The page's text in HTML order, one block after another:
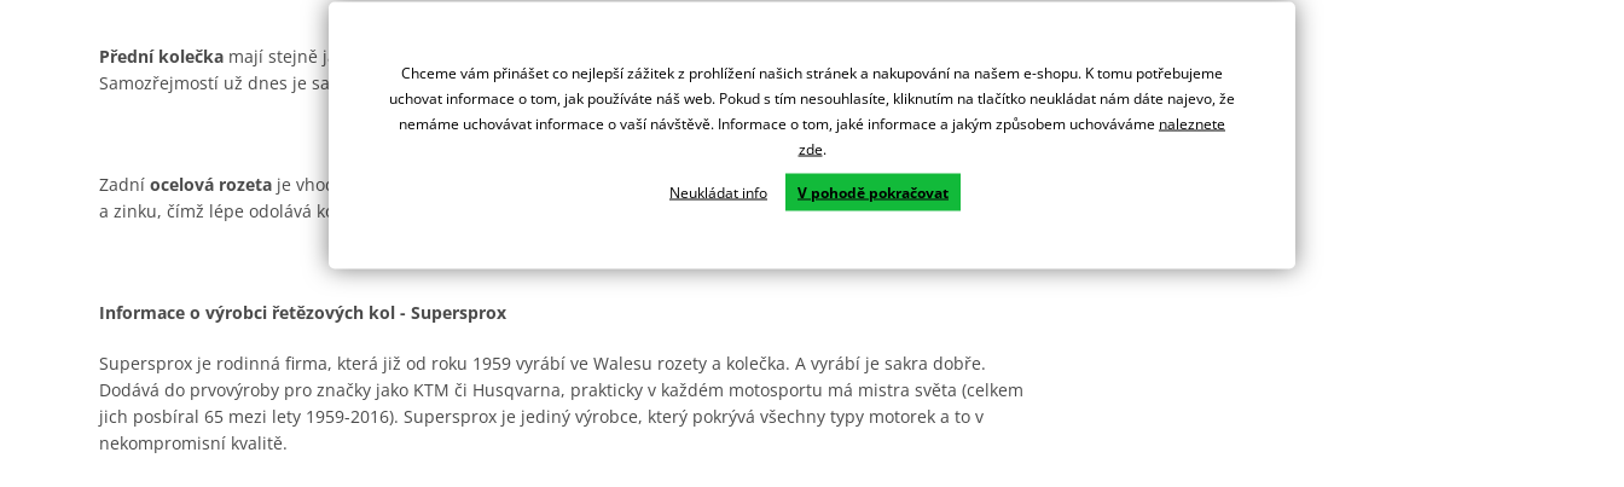
Přední kolečka mají stejně jako ocelové rozety od Supersprox zesílené zuby pro delší životnost a jsou odlehčená.
Samozřejmostí už dnes je samočistící drážka pro offroady.
Zadní ocelová rozeta je vhodná prakticky pro všechny typy a styly motorek a jezdců. Povrch je ze dvou vrstev - oceli
a zinku, čímž lépe odolává korozi. Ano, je trochu těžší než hliníková, ale zato je levnější a dále vydrží.
Informace o výrobci řetězových kol - Supersprox
Supersprox je rodinná firma, která již od roku 1959 vyrábí ve Walesu rozety a kolečka. A vyrábí je sakra dobře.
Dodává do prvovýroby pro značky jako KTM či Husqvarna, prakticky v každém motosportu má mistra světa (celkem
jich posbíral 65 mezi lety 1959-2016). Supersprox je jediný výrobce, který pokrývá všechny typy motorek a to v
nekompromisní kvalitě.
Chceme vám přinášet co nejlepší zážitek z prohlížení našich stránek a nakupování na našem e-shopu. K tomu potřebujeme
uchovat informace o tom, jak používáte náš web. Pokud s tím nesouhlasíte, kliknutím na tlačítko neukládat nám dáte najevo, že
nemáme uchovávat informace o vaší návštěvě. Informace o tom, jaké informace a jakým způsobem uchováváme naleznete
zde.
Neukládat info V pohodě pokračovat